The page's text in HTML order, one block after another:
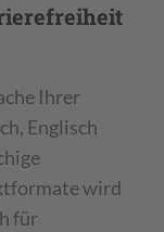
Ihrer
Englisch
wird
für